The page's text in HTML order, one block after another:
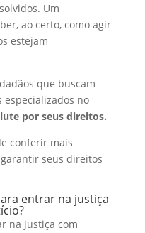
Um
ao certo, como agir
estejam
que buscam
especializados no
por seus direitos.
conferir mais
seus direitos
entrar na justiça
na justiça com